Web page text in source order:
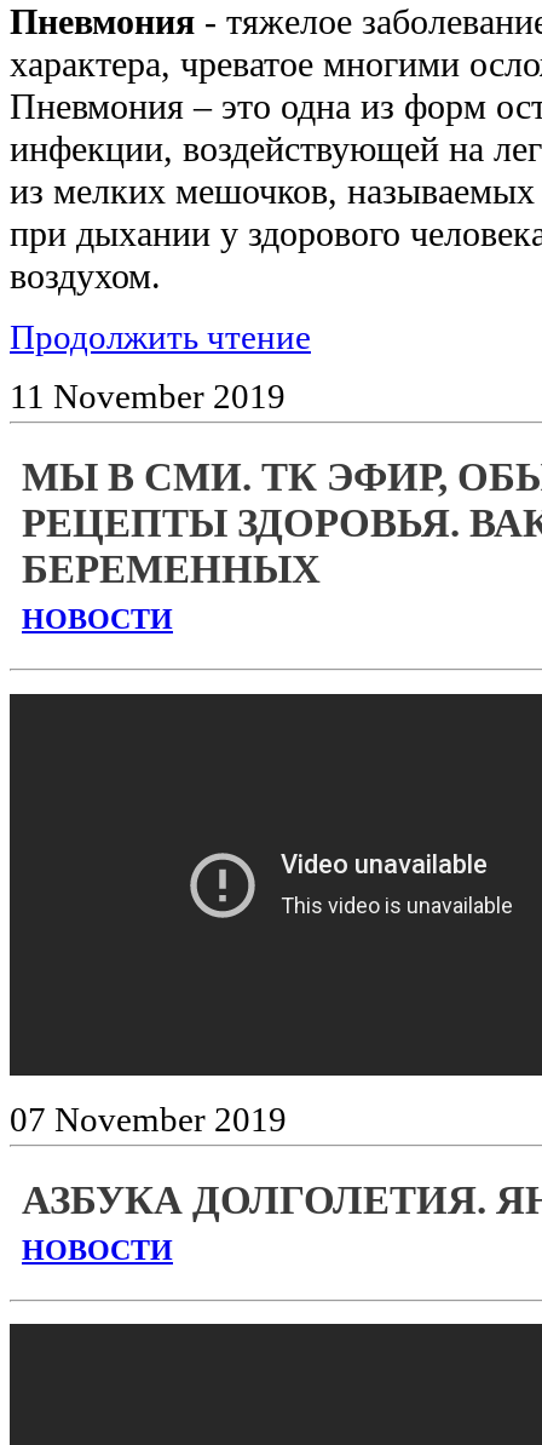
Пневмония - тяжелое
характера, чреватое многими
Пневмония – это одна из форм
инфекции, воздействующей на
из мелких мешочков, называемых
при дыхании у здорового
воздухом.
Продолжить чтение
11 November 2019
МЫ В СМИ. ТК ЭФИР,
РЕЦЕПТЫ ЗДОРОВЬЯ.
БЕРЕМЕННЫХ
НОВОСТИ
07 November 2019
АЗБУКА ДОЛГОЛЕТИЯ.
НОВОСТИ